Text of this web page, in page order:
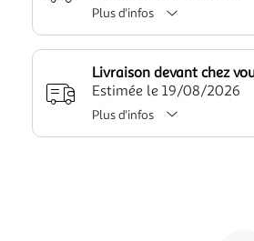
Plus d'infos
Livraison devant chez
Estimée le 19/08/2026
Plus d'infos